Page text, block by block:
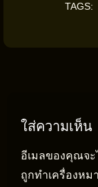
TAGS:
ใส่ความเห็น
อีเมลของคุณจ
ถูกทำเครื่องหม